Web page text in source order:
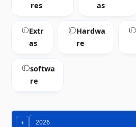
res
as
Extr
as
Hardwa
re
softwa
re
‹